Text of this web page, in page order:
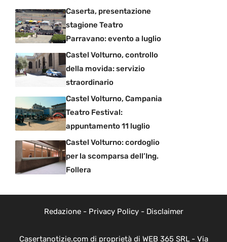
Caserta, presentazione
stagione Teatro
Parravano: evento a luglio
Castel Volturno, controllo
della movida: servizio
straordinario
Castel Volturno, Campania
Teatro Festival:
appuntamento 11 luglio
Castel Volturno: cordoglio
per la scomparsa dell’Ing.
Follera
Redazione- Privacy Policy- Disclaimer
Casertanotizie.com di proprietà di WEB 365 SRL - Via